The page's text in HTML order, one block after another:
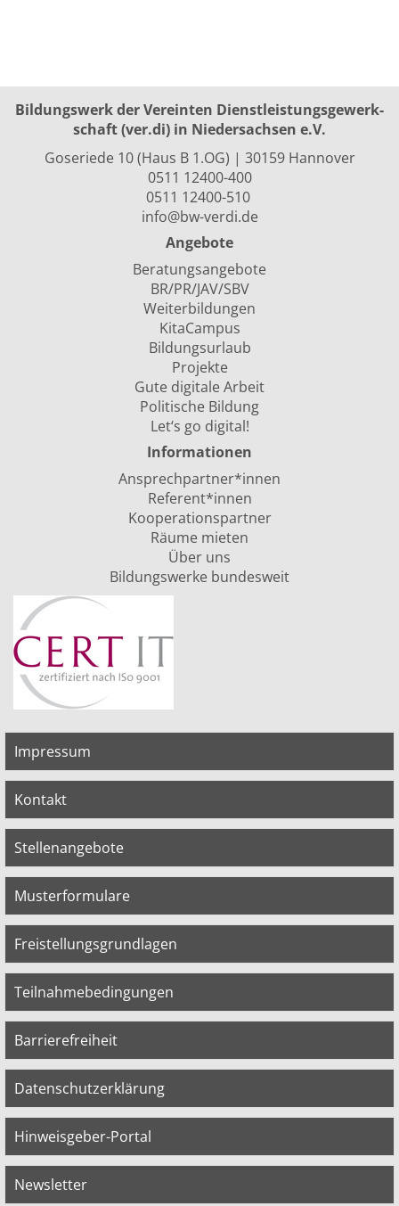
Bildungswerk der Vereinten Dienst­leis­tungs­ge­werk­
schaft (ver.di) in Niedersachsen e.V.
Goseriede 10 (Haus B 1.OG) | 30159 Hannover
0511 12400-400
0511 12400-510
info@bw-verdi.de
Angebote
Beratungsangebote
BR/PR/JAV/SBV
Weiterbildungen
KitaCampus
Bildungsurlaub
Projekte
Gute digitale Arbeit
Politische Bildung
Let‘s go digital!
Informationen
Ansprechpartner*innen
Referent*innen
Kooperationspartner
Räume mieten
Über uns
Bildungswerke bundesweit
Impressum
Kontakt
Stellenangebote
Musterformulare
Freistellungsgrundlagen
Teilnahmebedingungen
Barrierefreiheit
Datenschutzerklärung
Hinweisgeber-Portal
Newsletter